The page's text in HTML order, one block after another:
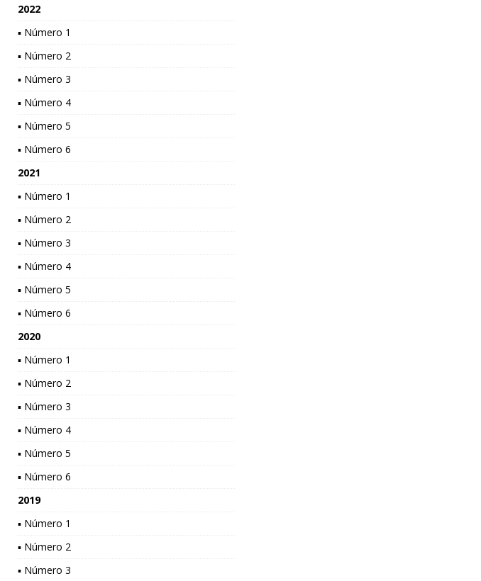
2022
▪ Número 1
▪ Número 2
▪ Número 3
▪ Número 4
▪ Número 5
▪ Número 6
2021
▪ Número 1
▪ Número 2
▪ Número 3
▪ Número 4
▪ Número 5
▪ Número 6
2020
▪ Número 1
▪ Número 2
▪ Número 3
▪ Número 4
▪ Número 5
▪ Número 6
2019
▪ Número 1
▪ Número 2
▪ Número 3